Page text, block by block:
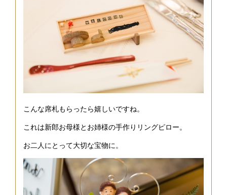
こんな席札もらったら嬉しいですね。
これは新郎お母様とお姉様の手作りリングピロー。
お二人にとって大切な宝物に。